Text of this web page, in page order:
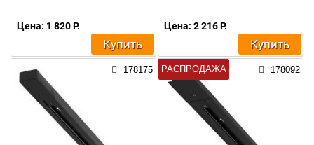
Цена: 1 820 Р.
Купить
Цена: 2 216 Р.
Купить
178175 РАСПРОДАЖА 178092